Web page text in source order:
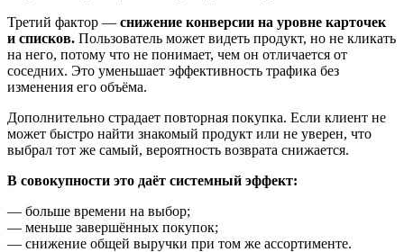
Третий фактор — снижение конверсии на уровне карточек
и списков. Пользователь может видеть продукт, но не кликать
на него, потому что не понимает, чем он отличается от
соседних. Это уменьшает эффективность трафика без
изменения его объёма.
Дополнительно страдает повторная покупка. Если клиент не
может быстро найти знакомый продукт или не уверен, что
выбрал тот же самый, вероятность возврата снижается.
В совокупности это даёт системный эффект:
— больше времени на выбор;
— меньше завершённых покупок;
— снижение общей выручки при том же ассортименте.